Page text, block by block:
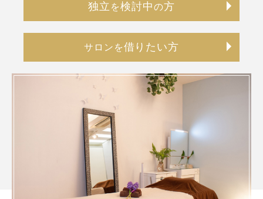
独立 を検討中の方
サロンを借りたい方